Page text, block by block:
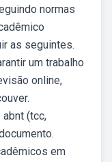
normas
as seguintes.
um trabalho
online,
(tcc,
em